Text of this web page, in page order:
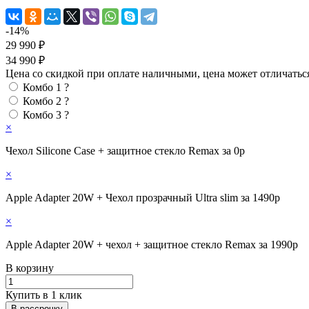
-14%
29 990 ₽
34 990 ₽
Цена со скидкой при оплате наличными, цена может
Комбо 1 ?
Комбо 2 ?
Комбо 3 ?
×
Чехол Silicone Case + защитное стекло Remax за 0р
×
Apple Adapter 20W + Чехол прозрачный Ultra slim за 1490р
×
Apple Adapter 20W + чехол + защитное стекло Remax за 1990р
В корзину
Купить в 1 клик